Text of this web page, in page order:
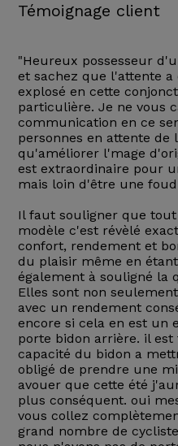
Témoignage client
"Heureux possesseur
et sachez que l'attente
explosé en cette
particulière. Je ne vous
communication en ce
personnes en attente
qu'améliorer l'mage
est extraordinaire pour
mais loin d'être une
Il faut souligner que
modèle c'est révèlé
confort, rendement et
du plaisir même en
également à souligné la
Elles sont non
avec un rendement
encore si cela en est un
porte bidon arrière. il
capacité du bidon a
obligé de prendre une
avouer que cette été
plus conséquent. oui
vous collez
grand nombre de